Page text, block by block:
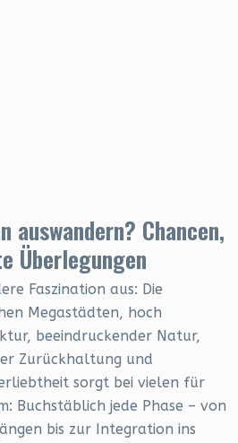
auswandern? Chancen,
Überlegungen
Faszination aus: Die
Megastädten, hoch
beeindruckender Natur,
Zurückhaltung und
sorgt bei vielen für
Buchstäblich jede Phase – von
bis zur Integration ins